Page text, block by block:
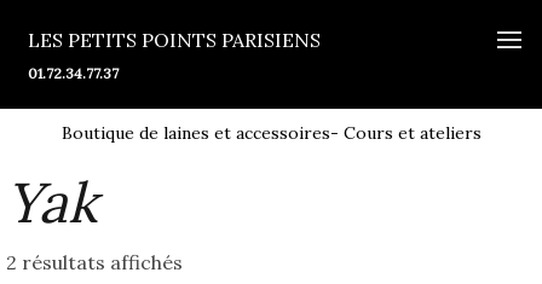
LES PETITS POINTS PARISIENS
01.72.34.77.37
Boutique de laines et accessoires- Cours et ateliers
Yak
2 résultats affichés